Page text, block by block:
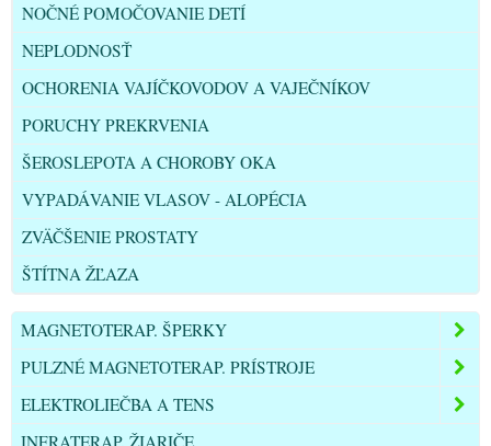
NOČNÉ POMOČOVANIE DETÍ
NEPLODNOSŤ
OCHORENIA VAJÍČKOVODOV A VAJEČNÍKOV
PORUCHY PREKRVENIA
ŠEROSLEPOTA A CHOROBY OKA
VYPADÁVANIE VLASOV - ALOPÉCIA
ZVÄČŠENIE PROSTATY
ŠTÍTNA ŽĽAZA
MAGNETOTERAP. ŠPERKY
PULZNÉ MAGNETOTERAP. PRÍSTROJE
ELEKTROLIEČBA A TENS
INFRATERAP. ŽIARIČE